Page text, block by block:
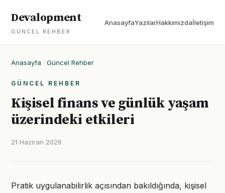
Devalopment
GÜNCEL REHBER
AnasayfaYazılarHakkımızdaİletişim
Anasayfa · Güncel Rehber
GÜNCEL REHBER
Kişisel finans ve günlük yaşam
üzerindeki etkileri
21 Haziran 2026
Pratik uygulanabilirlik açısından bakıldığında, kişisel